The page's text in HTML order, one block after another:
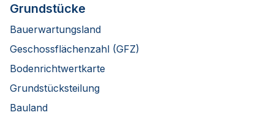
Grundstücke
Bauerwartungsland
Geschossflächenzahl (GFZ)
Bodenrichtwertkarte
Grundstücksteilung
Bauland